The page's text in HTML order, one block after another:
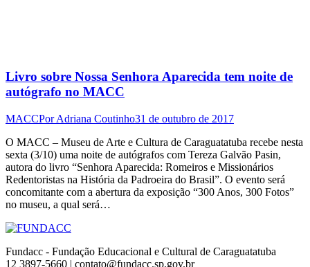
Livro sobre Nossa Senhora Aparecida tem noite de
autógrafo no MACC
MACCPorAdriana Coutinho31 de outubro de 2017
O MACC – Museu de Arte e Cultura de Caraguatatuba recebe nesta
sexta (3/10) uma noite de autógrafos com Tereza Galvão Pasin,
autora do livro “Senhora Aparecida: Romeiros e Missionários
Redentoristas na História da Padroeira do Brasil”. O evento será
concomitante com a abertura da exposição “300 Anos, 300 Fotos”
no museu, a qual será…
Fundacc - Fundação Educacional e Cultural de Caraguatatuba
12 3897-5660 | contato@fundacc.sp.gov.br